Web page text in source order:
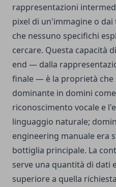
rappresentazioni
pixel di un'immagine o
che nessuno specifichi
cercare. Questa capacità
end — dalla
finale — è la proprietà che
dominante in domini
riconoscimento vocale e
linguaggio naturale;
engineering manuale era
bottiglia principale. La
serve una quantità di dati
superiore a quella